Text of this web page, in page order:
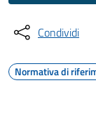
Condividi
Normativa di